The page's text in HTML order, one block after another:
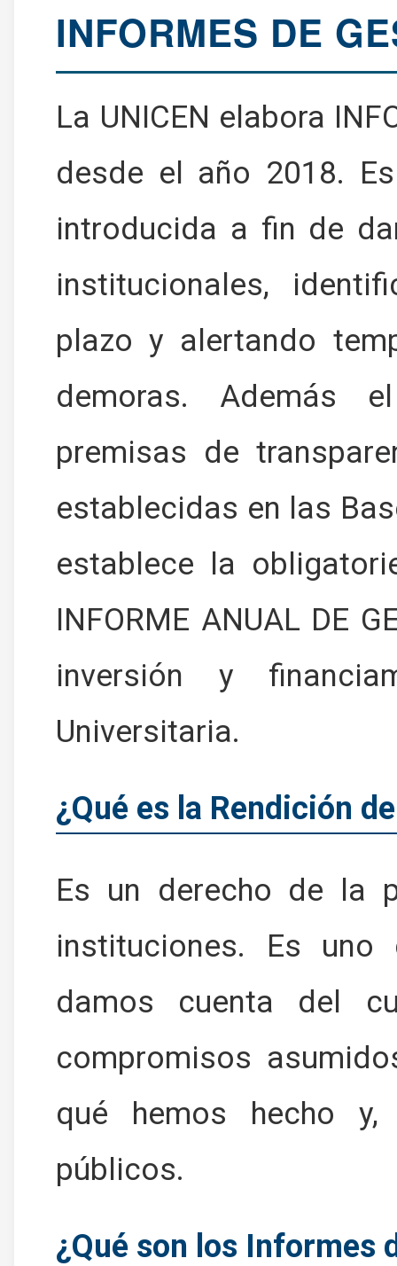
INFORMES DE
La UNICEN elabora
desde el año 2018.
introducida a fin de
institucionales,
plazo y alertando
demoras. Además
premisas de
establecidas en las
establece la
INFORME ANUAL DE
inversión y
Universitaria.
¿Qué es la Rendición
Es un derecho de la
instituciones. Es
damos cuenta del
compromisos
qué hemos hecho
públicos.
¿Qué son los Informes